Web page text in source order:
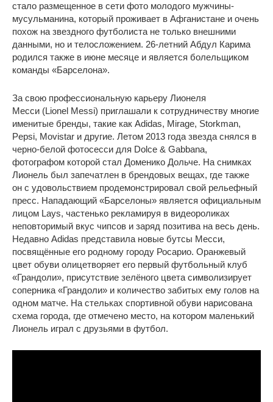
стало размещенное в сети фото молодого мужчины-
мусульманина, который проживает в Афганистане и очень
похож на звездного футболиста не только внешними
данными, но и телосложением. 26-летний Абдул Карима
родился также в июне месяце и является болельщиком
команды «Барселона».
За свою профессиональную карьеру Лионеля
Месси (Lionel Messi) приглашали к сотрудничеству многие
именитые бренды, такие как Adidas, Mirage, Storkman,
Pepsi, Movistar и другие. Летом 2013 года звезда снялся в
черно-белой фотосесси для Dolce & Gabbana,
фотографом которой стал Доменико Дольче. На снимках
Лионель был запечатлен в брендовых вещах, где также
он с удовольствием продемонстрировал свой рельефный
пресс. Нападающий «Барселоны» является официальным
лицом Lays, частенько рекламируя в видеороликах
неповторимый вкус чипсов и заряд позитива на весь день.
Недавно Adidas представила новые бутсы Месси,
посвящённые его родному городу Росарио. Оранжевый
цвет обуви олицетворяет его первый футбольный клуб
«Грандоли», присутствие зелёного цвета символизирует
соперника «Грандоли» и количество забитых ему голов на
одном матче. На стельках спортивной обуви нарисована
схема города, где отмечено место, на котором маленький
Лионель играл с друзьями в футбол.